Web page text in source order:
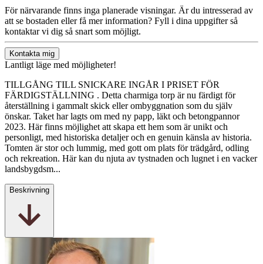
För närvarande finns inga planerade visningar. Är du intresserad av
att se bostaden eller få mer information? Fyll i dina uppgifter så
kontaktar vi dig så snart som möjligt.
Kontakta mig
Lantligt läge med möjligheter!
TILLGÅNG TILL SNICKARE INGÅR I PRISET FÖR
FÄRDIGSTÄLLNING . Detta charmiga torp är nu färdigt för
återställning i gammalt skick eller ombyggnation som du själv
önskar. Taket har lagts om med ny papp, läkt och betongpannor
2023. Här finns möjlighet att skapa ett hem som är unikt och
personligt, med historiska detaljer och en genuin känsla av historia.
Tomten är stor och lummig, med gott om plats för trädgård, odling
och rekreation. Här kan du njuta av tystnaden och lugnet i en vacker
landsbygdsm...
Beskrivning